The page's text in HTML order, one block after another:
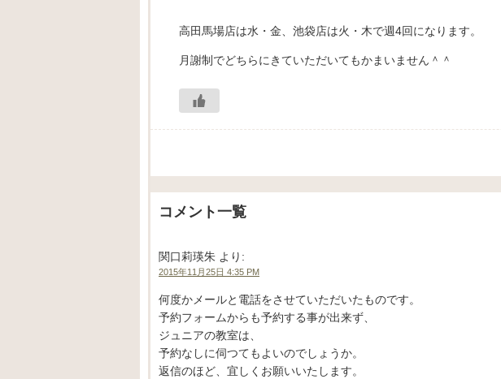
高田馬場店は水・金、池袋店は火・木で週4回になります。
月謝制でどちらにきていただいてもかまいません＾＾
コメント一覧
関口莉瑛朱 より:
2015年11月25日 4:35 PM
何度かメールと電話をさせていただいたものです。
予約フォームからも予約する事が出来ず、
ジュニアの教室は、
予約なしに伺つてもよいのでしょうか。
返信のほど、宜しくお願いいたします。